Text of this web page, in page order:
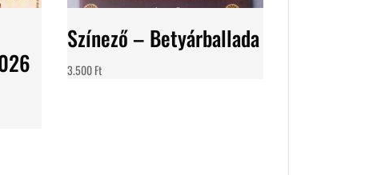
Színező – Betyárballada
3.500Ft